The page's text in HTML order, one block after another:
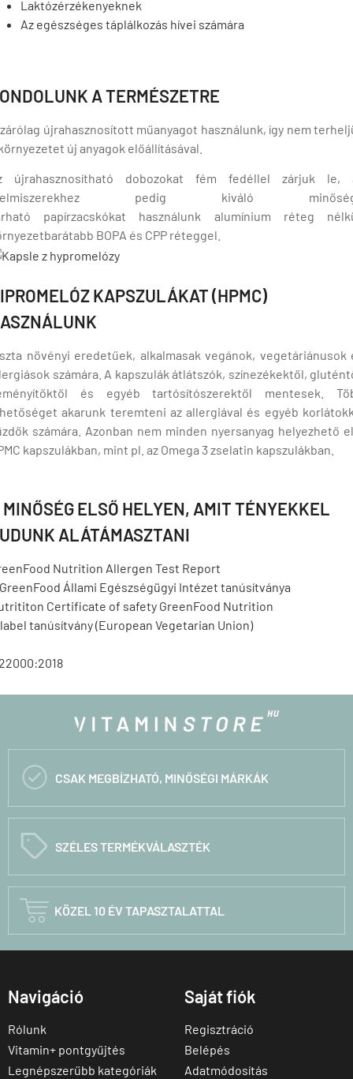
Laktózérzékenyeknek
Az egészséges táplálkozás hívei számára
A TERMÉSZETRE
újrahasznosított műanyagot használunk, így nem
új anyagok előállításával.
újrahasznosítható dobozokat fém fedéllel zárjuk le,
pedig kiváló
papírzacskókat használunk alumínium réteg
BOPA és CPP réteggel.
KAPSZULÁKAT (HPMC)
növényi eredetűek, alkalmasak vegánok, vegetáriánusok
számára. A kapszulák átlátszók, színezékektől,
és egyéb tartósítószerektől mentesek.
akarunk teremteni az allergiával és egyéb
számára. Azonban nem minden nyersanyag helyezhető
kapszulákban, mint pl. az Omega 3 zselatin kapszulákban.
MINŐSÉG ELSŐ HELYEN, AMIT TÉNYEKKEL
ALÁTÁMASZTANI
Nutrition Allergen Test Report
Állami Egészségügyi Intézet tanúsítványa
Certificate of safety GreenFood Nutrition
label tanúsítvány(European Vegetarian Union)
 CSAK MEGBÍZHATÓ, MINŐSÉGI MÁRKÁK
C SZÉLES TERMÉKVÁLASZTÉK
 KÖZEL 10 ÉV TAPASZTALATTAL
Navigáció
Rólunk
Vitamin+ pontgyűjtés
Legnépszerűbb kategóriák
Saját fiók
Regisztráció
Belépés
Adatmódosítás